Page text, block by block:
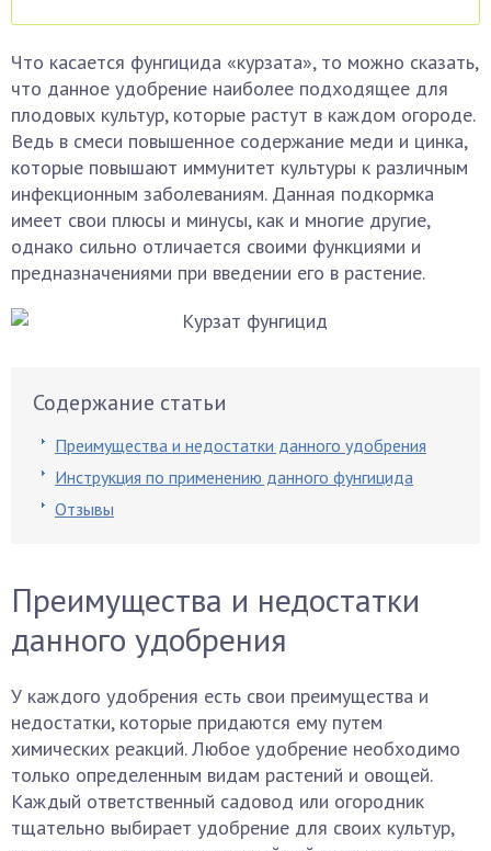
Что касается фунгицида «курзата», то можно сказать,
что данное удобрение наиболее подходящее для
плодовых культур, которые растут в каждом огороде.
Ведь в смеси повышенное содержание меди и цинка,
которые повышают иммунитет культуры к различным
инфекционным заболеваниям. Данная подкормка
имеет свои плюсы и минусы, как и многие другие,
однако сильно отличается своими функциями и
предназначениями при введении его в растение.
Содержание статьи
Преимущества и недостатки данного удобрения
Инструкция по применению данного фунгицида
Отзывы
Преимущества и недостатки
данного удобрения
У каждого удобрения есть свои преимущества и
недостатки, которые придаются ему путем
химических реакций. Любое удобрение необходимо
только определенным видам растений и овощей.
Каждый ответственный садовод или огородник
тщательно выбирает удобрение для своих культур,